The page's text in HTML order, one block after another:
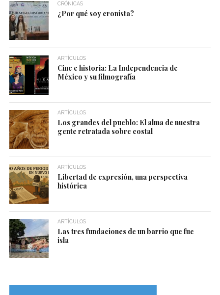
CRÓNICAS
¿Por qué soy cronista?
ARTÍCULOS
Cine e historia: La Independencia de
México y su filmografía
ARTÍCULOS
Los grandes del pueblo: El alma de nuestra
gente retratada sobre costal
ARTÍCULOS
Libertad de expresión, una perspectiva
histórica
ARTÍCULOS
Las tres fundaciones de un barrio que fue
isla